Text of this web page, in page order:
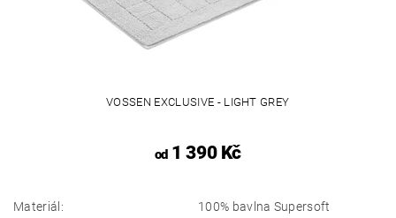
VOSSEN EXCLUSIVE - LIGHT GREY
od1 390 Kč
Materiál: 100% bavlna Supersoft